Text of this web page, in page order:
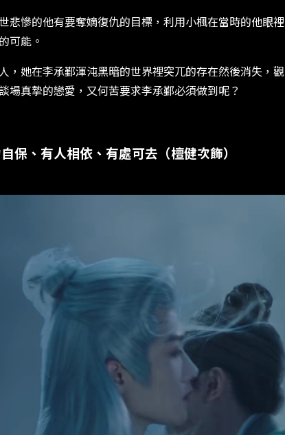
悲慘的他有要奪嫡復仇的目標，利用小楓在當時的他
可能。
，她在李承鄞渾沌黑暗的世界裡突兀的存在然後消失
場真摯的戀愛，又何苦要求李承鄞必須做到呢？
保、有人相依、有處可去（檀健次飾）